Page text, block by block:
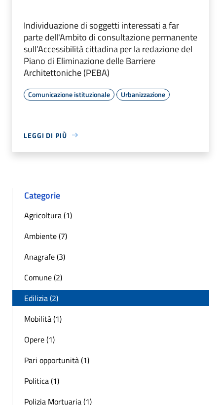
Individuazione di soggetti interessati a far
parte dell'Ambito di consultazione permanente
sull’Accessibilità cittadina per la redazione del
Piano di Eliminazione delle Barriere
Architettoniche (PEBA)
Comunicazione istituzionale Urbanizzazione
LEGGI DI PIÙ
Categorie
Agricoltura (1)
Ambiente (7)
Anagrafe (3)
Comune (2)
Edilizia (2)
Mobilità (1)
Opere (1)
Pari opportunità (1)
Politica (1)
Polizia Mortuaria (1)